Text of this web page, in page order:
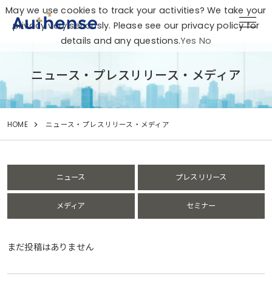
ニュース・プレスリリース・メディア
HOME ニュース・プレスリリース・メディア
ニュース プレスリリース
メディア セミナー
まだ投稿はありません
May we use cookies to track your activities? We take your
privacy very seriously. Please see our privacy policy for
details and any questions.Yes No